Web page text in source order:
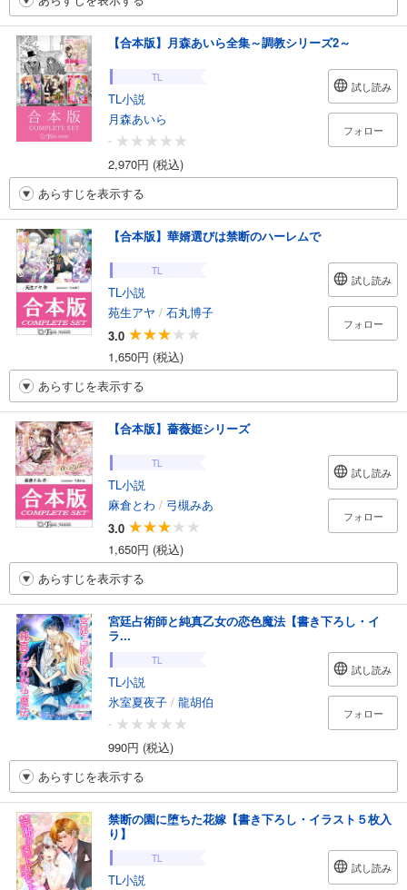
【合本版】月森あいら全集～調教シリーズ2～
TL
TL小説
月森あいら
-
2,970円 (税込)
試し読み
フォロー
あらすじを表示する
【合本版】華婿選びは禁断のハーレムで
TL
TL小説
苑生アヤ / 石丸博子
3.0
1,650円 (税込)
試し読み
フォロー
あらすじを表示する
【合本版】薔薇姫シリーズ
TL
TL小説
麻倉とわ / 弓槻みあ
3.0
1,650円 (税込)
試し読み
フォロー
あらすじを表示する
宮廷占術師と純真乙女の恋色魔法【書き下ろし・イ
ラ...
TL
TL小説
氷室夏夜子 / 龍胡伯
-
990円 (税込)
試し読み
フォロー
あらすじを表示する
禁断の園に堕ちた花嫁【書き下ろし・イラスト５枚入
り】
TL
TL小説
試し読み